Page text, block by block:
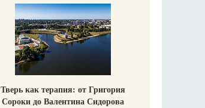
Тверь как терапия: от Григория
Сороки до Валентина Сидорова